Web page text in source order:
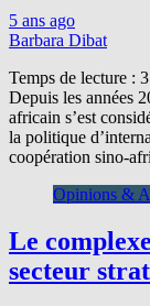
5 ans ago
Barbara Dibat
Temps de lecture : 3
Depuis les années
africain s’est
la politique
coopération sino-
Opinions &
Le
secteur